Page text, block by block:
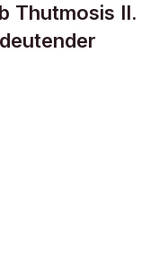
Thutmosis II.